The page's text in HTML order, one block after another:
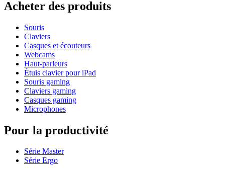
Acheter des produits
Souris
Claviers
Casques et écouteurs
Webcams
Haut-parleurs
Étuis clavier pour iPad
Souris gaming
Claviers gaming
Casques gaming
Microphones
Pour la productivité
Série Master
Série Ergo